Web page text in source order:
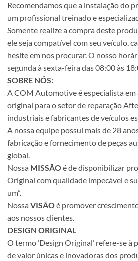
Recomendamos que a instalação do
um profissional treinado e
Somente realize a compra deste
ele seja compatível com seu veículo,
hesite em nos procurar. O nosso
segunda à sexta-feira das 08:00 às
SOBRE NÓS:
A COM Automotive é especialista em
original para o setor de reparação
industriais e fabricantes de veículos
A nossa equipe possui mais de 28
fabricação e fornecimento de peças
global.
Nossa MISSÃOé de disponibilizar
Original com qualidade impecável e
um”.
Nossa VISÃOé promover
aos nossos clientes.
DESIGN ORIGINAL
O termo ‘Design Original’ refere-se à
de valor únicas e inovadoras dos